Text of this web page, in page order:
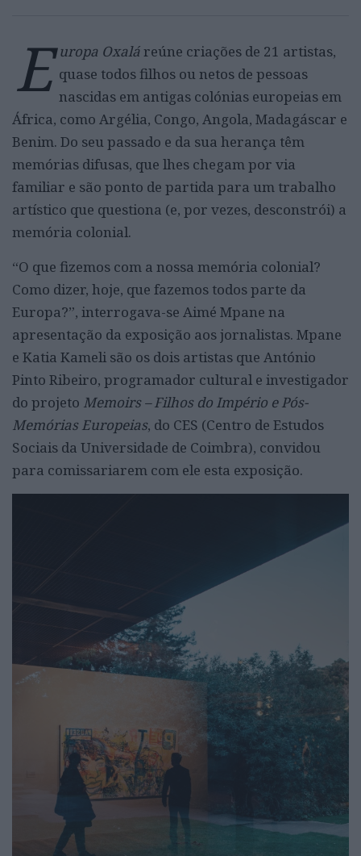
E uropa Oxalá reúne criações de 21 artistas,
quase todos filhos ou netos de pessoas
nascidas em antigas colónias europeias em
África, como Argélia, Congo, Angola, Madagáscar e
Benim. Do seu passado e da sua herança têm
memórias difusas, que lhes chegam por via
familiar e são ponto de partida para um trabalho
artístico que questiona (e, por vezes, desconstrói) a
memória colonial.
“O que fizemos com a nossa memória colonial?
Como dizer, hoje, que fazemos todos parte da
Europa?”, interrogava-se Aimé Mpane na
apresentação da exposição aos jornalistas. Mpane
e Katia Kameli são os dois artistas que António
Pinto Ribeiro, programador cultural e investigador
do projeto Memoirs – Filhos do Império e Pós-
Memórias Europeias, do CES (Centro de Estudos
Sociais da Universidade de Coimbra), convidou
para comissariarem com ele esta exposição.